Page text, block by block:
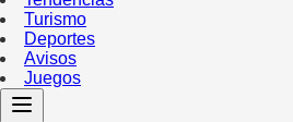
Turismo
Deportes
Avisos
Juegos